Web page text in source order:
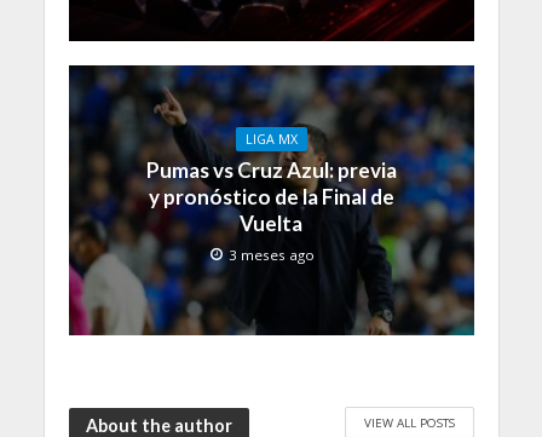
LIGA MX
Pumas vs Cruz Azul: previa
y pronóstico de la Final de
Vuelta
3 meses ago
About the author VIEW ALL POSTS